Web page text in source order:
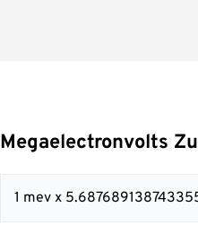
Megaelectronvolts
1 mev x